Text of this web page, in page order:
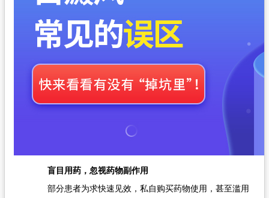
盲目用药，忽视药物副作用
部分患者为求快速见效，私自购买药物使用，甚至滥用